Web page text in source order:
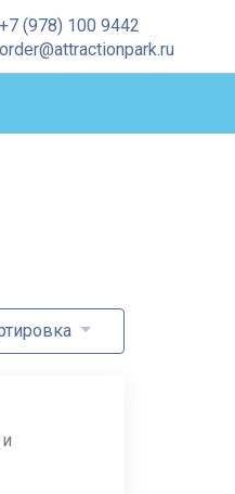
+7 (978) 100 9442
order@attractionpark.ru